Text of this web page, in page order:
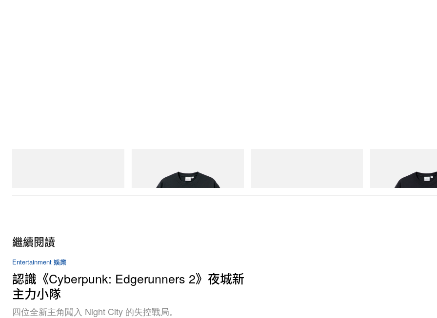
繼續閱讀
Entertainment 娛樂
認識《Cyberpunk: Edgerunners 2》夜城新
主力小隊
四位全新主角闖入 Night City 的失控戰局。